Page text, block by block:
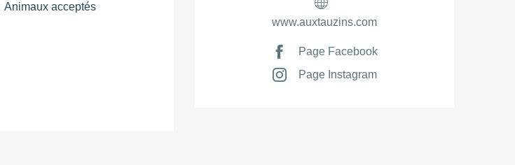
www.auxtauzins.com
Page Facebook
Page Instagram
Animaux acceptés